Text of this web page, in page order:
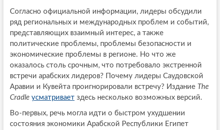
Согласно официальной информации, лидеры обсудили
ряд региональных и международных проблем и событий,
представляющих взаимный интерес, а также
политические проблемы, проблемы безопасности и
экономические проблемы в регионе. Но что же
оказалось столь срочным, что потребовало экстренной
встречи арабских лидеров? Почему лидеры Саудовской
Аравии и Кувейта проигнорировали встречу? Издание The
Cradle усматриваетздесь несколько возможных версий.
Во-первых, речь могла идти о быстром ухудшении
состояния экономики Арабской Республики Египет